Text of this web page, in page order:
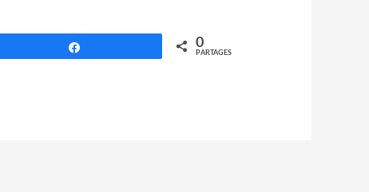
0
PARTAGES